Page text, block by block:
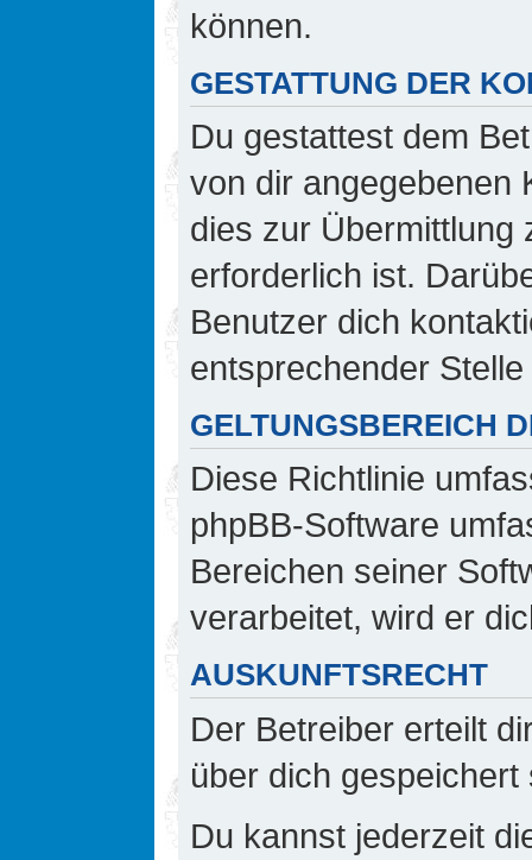
können.
GESTATTUNG DER
Du gestattest dem
von dir angegebenen
dies zur Übermittlung
erforderlich ist.
Benutzer dich
entsprechender
GELTUNGSBEREICH
Diese Richtlinie
phpBB-Software
Bereichen seiner
verarbeitet, wird er
AUSKUNFTSRECHT
Der Betreiber erteilt
über dich gespeichert
Du kannst jederzeit